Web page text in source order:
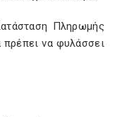
Πληρωμής
να φυλάσσει